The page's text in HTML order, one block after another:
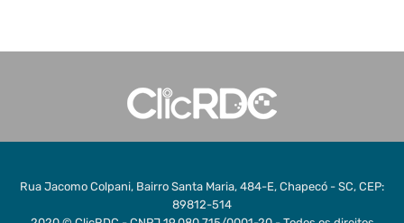
Rua Jacomo Colpani, Bairro Santa Maria, 484-E, Chapecó - SC, CEP:
89812-514